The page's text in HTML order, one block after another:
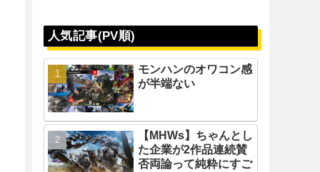
人気記事(PV順)
モンハンのオワコン感
が半端ない
【MHWs】ちゃんとし
た企業が2作品連続賛
否両論って純粋にすご